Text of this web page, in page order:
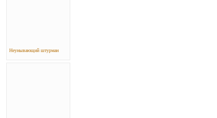
Неунывающий штурман